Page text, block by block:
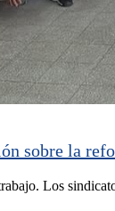
sobre la
Los